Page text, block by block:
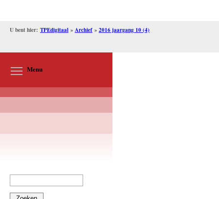
U bent hier: TPEdigitaal » Archief » 2016 jaargang 10 (4)
Menu
Zoeken